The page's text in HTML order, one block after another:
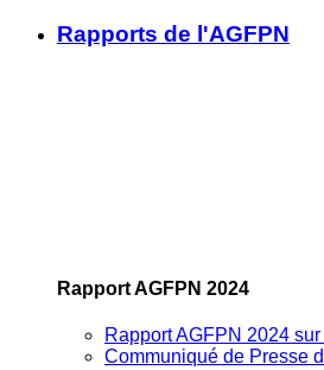
Rapports de l'AGFPN
Rapport AGFPN 2024
Rapport AGFPN 2024
Communiqué de Presse